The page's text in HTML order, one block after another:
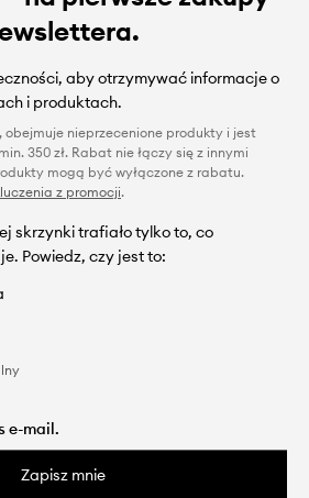
aby otrzymywać informacje o
i produktach.
nieprzecenione produkty i jest
350 zł. Rabat nie łączy się z innymi
mogą być wyłączone z rabatu.
z promocji.
skrzynki trafiało tylko to, co
Powiedz, czy jest to:
Zapisz mnie